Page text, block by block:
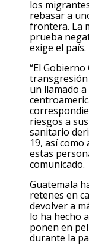
los
rebasar a
frontera. La
prueba
exige el país.
“El
transgresión
un llamado
riesgos a
sanitario
19, así
estas
comunicado.
Guatemala
retenes en
devolver a
lo ha hecho
ponen en
durante la